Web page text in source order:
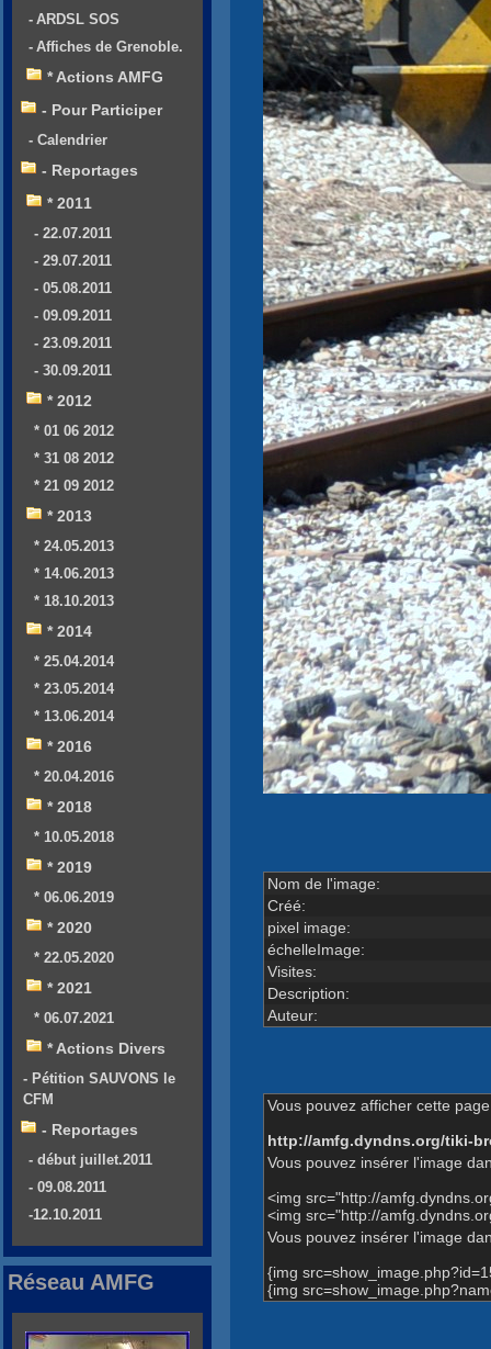
Nom de l'image:
Créé:
pixel image:
échelleImage:
Visites:
Description:
Auteur:
Vous pouvez afficher cette
http://amfg.dyndns.org/tiki-
Vous pouvez insérer l'image
<img src="http://
<img src="http://
Vous pouvez insérer l'image
{img
{img
- ARDSL SOS
- Affiches de Grenoble.
* Actions AMFG
- Pour Participer
- Calendrier
- Reportages
* 2011
- 22.07.2011
- 29.07.2011
- 05.08.2011
- 09.09.2011
- 23.09.2011
- 30.09.2011
* 2012
* 01 06 2012
* 31 08 2012
* 21 09 2012
* 2013
* 24.05.2013
* 14.06.2013
* 18.10.2013
* 2014
* 25.04.2014
* 23.05.2014
* 13.06.2014
* 2016
* 20.04.2016
* 2018
* 10.05.2018
* 2019
* 06.06.2019
* 2020
* 22.05.2020
* 2021
* 06.07.2021
* Actions Divers
- Pétition SAUVONS le
CFM
- Reportages
- début juillet.2011
- 09.08.2011
-12.10.2011
Réseau AMFG